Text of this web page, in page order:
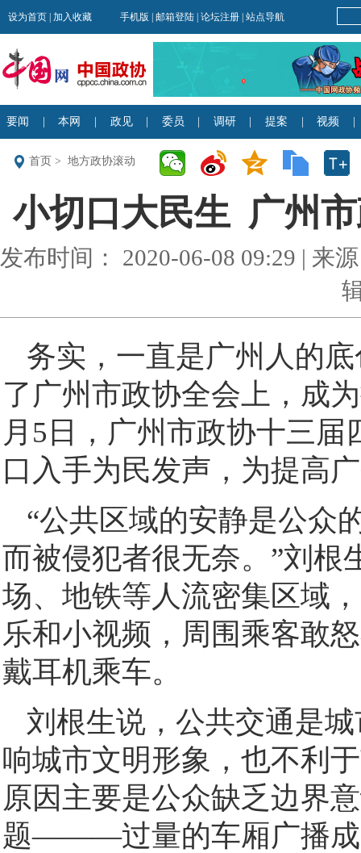
首页 > 地方政协滚动
小切口大民生 广州
发布时间： 2020-06-08 09:29 | 来
务实，一直是广州人的
了广州市政协全会上，成
月5日，广州市政协十三
口入手为民发声，为提高
“公共区域的安静是公众
而被侵犯者很无奈。”刘根
场、地铁等人流密集区域
乐和小视频，周围乘客敢
戴耳机乘车。
刘根生说，公共交通是
响城市文明形象，也不利
原因主要是公众缺乏边界
题———过量的车厢广播成